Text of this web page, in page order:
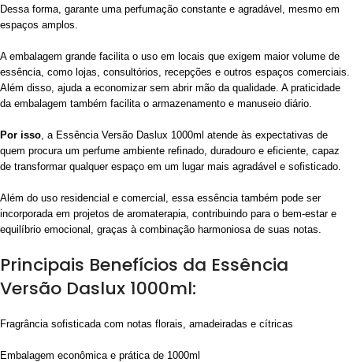
Dessa forma, garante uma perfumação constante e agradável, mesmo em
espaços amplos.
A embalagem grande facilita o uso em locais que exigem maior volume de
essência, como lojas, consultórios, recepções e outros espaços comerciais.
Além disso, ajuda a economizar sem abrir mão da qualidade. A praticidade
da embalagem também facilita o armazenamento e manuseio diário.
Por isso, a Essência Versão Daslux 1000ml atende às expectativas de
quem procura um perfume ambiente refinado, duradouro e eficiente, capaz
de transformar qualquer espaço em um lugar mais agradável e sofisticado.
Além do uso residencial e comercial, essa essência também pode ser
incorporada em projetos de aromaterapia, contribuindo para o bem-estar e
equilíbrio emocional, graças à combinação harmoniosa de suas notas.
Principais Benefícios da Essência
Versão Daslux 1000ml:
Fragrância sofisticada com notas florais, amadeiradas e cítricas
Embalagem econômica e prática de 1000ml